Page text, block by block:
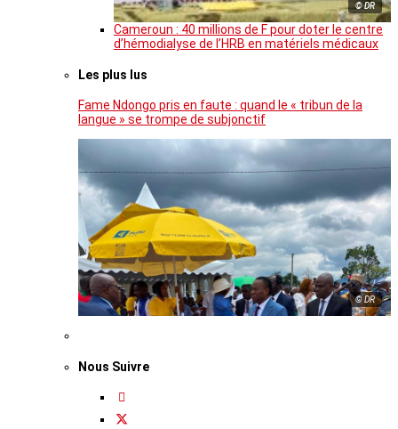
© DR
Cameroun : 40 millions de F pour doter le centre
d’hémodialyse de l’HRB en matériels médicaux
Les plus lus
Fame Ndongo pris en faute : quand le « tribun de la
langue » se trompe de subjonctif
© DR
Nous Suivre